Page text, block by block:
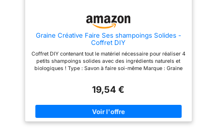
Graine Créative Faire Ses shampoings Solides -
Coffret DIY
Coffret DIY contenant tout le matériel nécessaire pour réaliser 4
petits shampoings solides avec des ingrédients naturels et
biologiques ! Type : Savon à faire soi-même Marque : Graine
19,54 €